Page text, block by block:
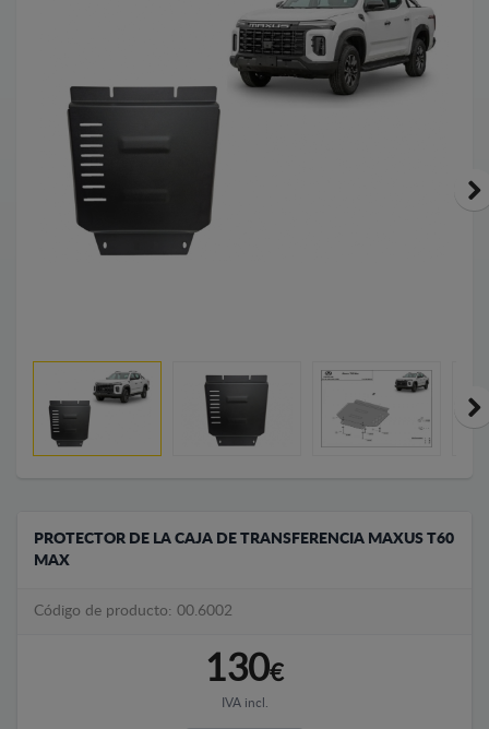
PROTECTOR DE LA CAJA DE TRANSFERENCIA MAXUS T60
MAX
Código de producto: 00.6002
130€
IVA incl.